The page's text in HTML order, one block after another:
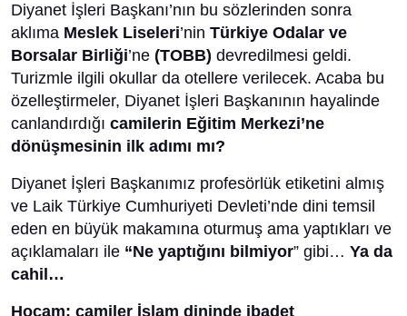
Diyanet İşleri Başkanı’nın bu sözlerinden sonra
aklıma Meslek Liseleri’nin Türkiye Odalar ve
Borsalar Birliği’ne (TOBB) devredilmesi geldi.
Turizmle ilgili okullar da otellere verilecek. Acaba bu
özelleştirmeler, Diyanet İşleri Başkanının hayalinde
canlandırdığı camilerin Eğitim Merkezi’ne
dönüşmesinin ilk adımı mı?
Diyanet İşleri Başkanımız profesörlük etiketini almış
ve Laik Türkiye Cumhuriyeti Devleti’nde dini temsil
eden en büyük makamına oturmuş ama yaptıkları ve
açıklamaları ile “Ne yaptığını bilmiyor” gibi… Ya da
cahil…
Hocam; camiler İslam dininde ibadet